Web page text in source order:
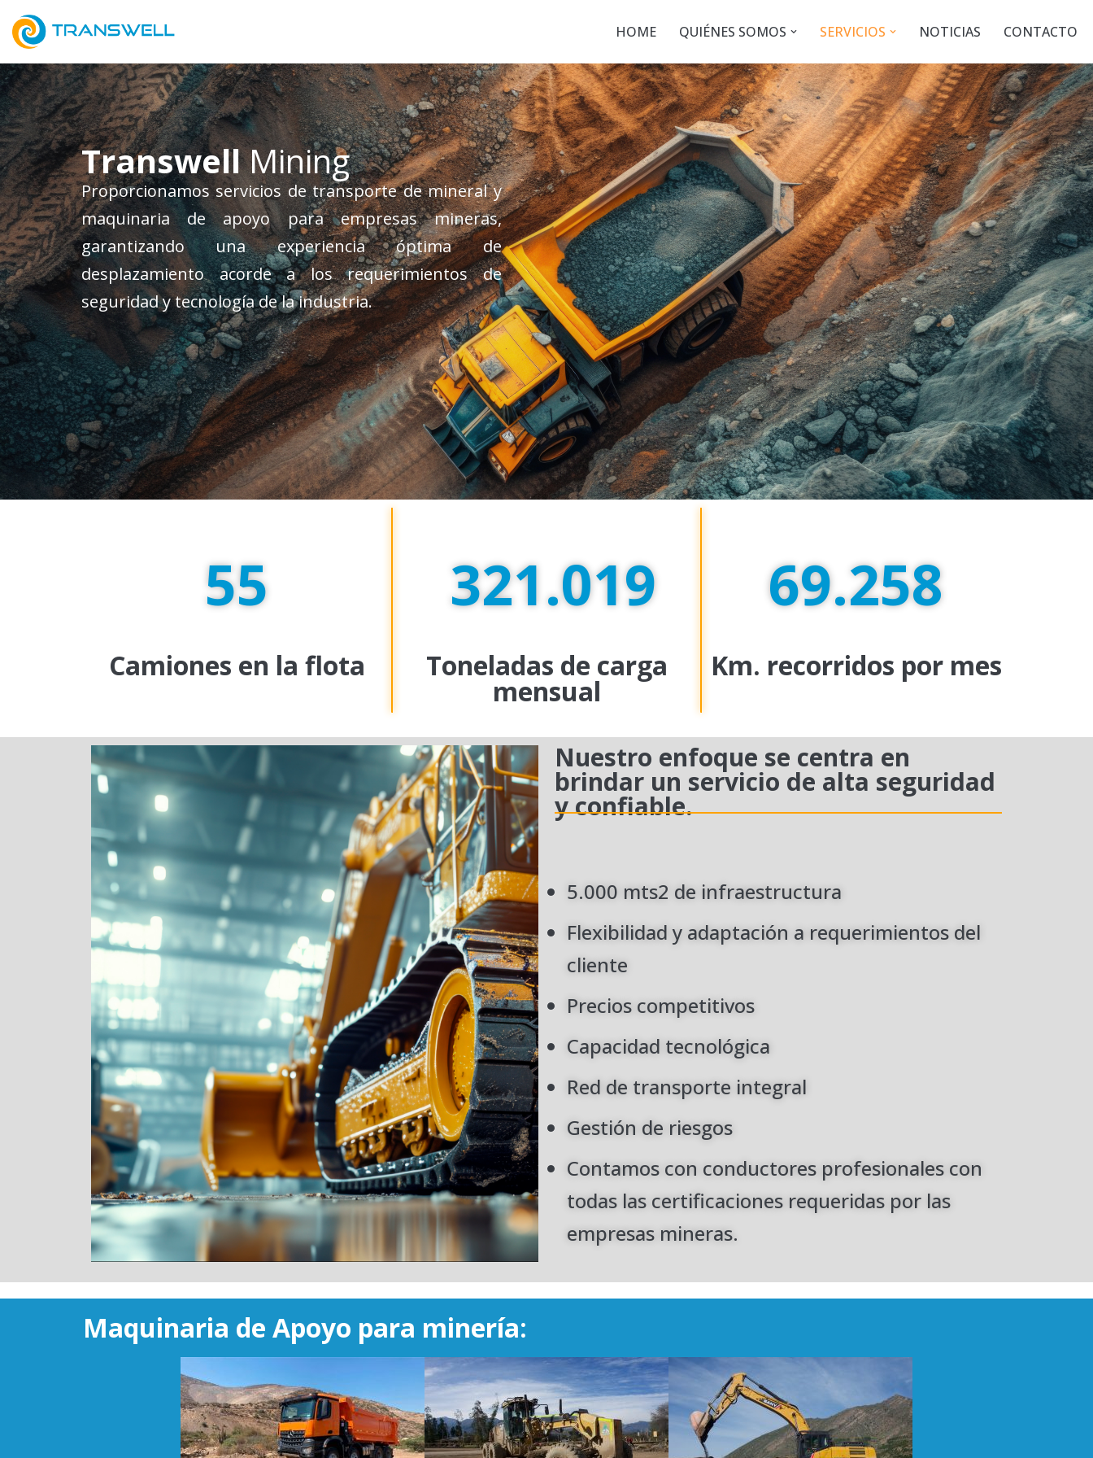
Saltar
al
contenido
HOME QUIÉNES SOMOS SERVICIOS NOTICIAS CONTACTO
TranswellMining
Proporcionamos servicios de transporte de mineral y
maquinaria de apoyo para empresas mineras,
garantizando una experiencia óptima de
desplazamiento acorde a los requerimientos de
seguridad y tecnología de la industria.
55
Camiones en la flota
336.042
Toneladas de carga
mensual
72.800
Km. recorridos por mes
Nuestro enfoque se centra en
brindar un servicio de alta seguridad
y confiable.
5.000 mts2 de infraestructura
Flexibilidad y adaptación a requerimientos del
cliente
Precios competitivos
Capacidad tecnológica
Red de transporte integral
Gestión de riesgos
Contamos con conductores profesionales con
todas las certificaciones requeridas por las
empresas mineras.
Maquinaria de Apoyo para minería: